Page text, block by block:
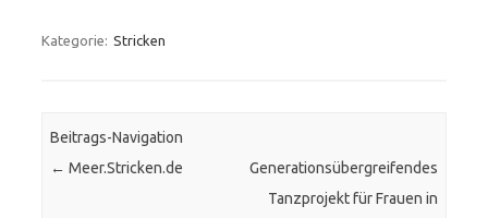
Kategorie: Stricken
Beitrags-Navigation
← Meer.Stricken.de
Generationsübergreifendes
Tanzprojekt für Frauen in